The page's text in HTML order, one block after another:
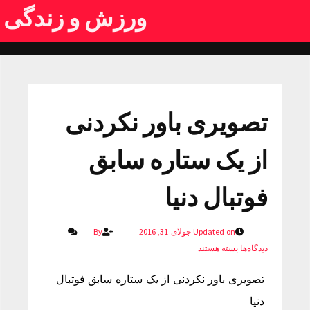
ورزش و زندگی
تصویری باور نکردنی
از یک ستاره سابق
فوتبال دنیا
Updated on جولای 31, 2016
By
دیدگاه‌هابسته هستند
تصویری باور نکردنی از یک ستاره سابق فوتبال
دنیا